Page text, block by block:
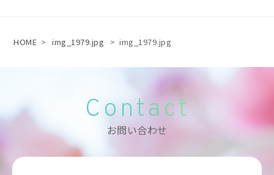
HOME > img_1979.jpg > img_1979.jpg
Contact
お問い合わせ